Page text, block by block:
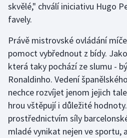
Házená
Jezdectví
Judo
Krasobruslení
Lezení
Lyže a snowboard
skvělé," chválí iniciativu Hugo
favely.
Právě mistrovské ovládání
pomoct vybřednout z bídy.
která taky pochází ze slumu -
Ronaldinho. Vedení
nechce rozvíjet jenom jejich
hrou vštěpují i důležité
prostřednictvím síly
mladé vynikat nejen ve sportu,